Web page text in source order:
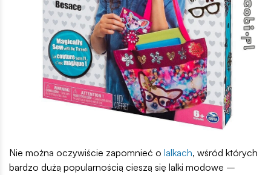
Nie można oczywiście zapomnieć o lalkach, wśród których
bardzo dużą popularnością cieszą się lalki modowe –